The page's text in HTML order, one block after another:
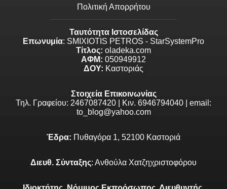
Πολιτική Απορρήτου
Ταυτότητα Ιστοσελίδας
Επωνυμία: SMIXIOTIS PETROS - StarSystemPro
Τίτλος: oladeka.com
ΑΦΜ: 050949912
ΔΟΥ: Καστοριάς
Στοιχεία Επικοινωνίας
Τηλ. Γραφείου: 2467087420 | Κιν. 6946794040 | email:
to_blog@yahoo.com
Έδρα: Πυθαγόρα 1, 52100 Καστοριά
Διευθ. Σύνταξης: Ανθούλα Χατζηχριστοφόρου